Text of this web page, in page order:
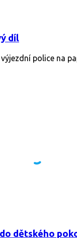
díl
police na
dětského